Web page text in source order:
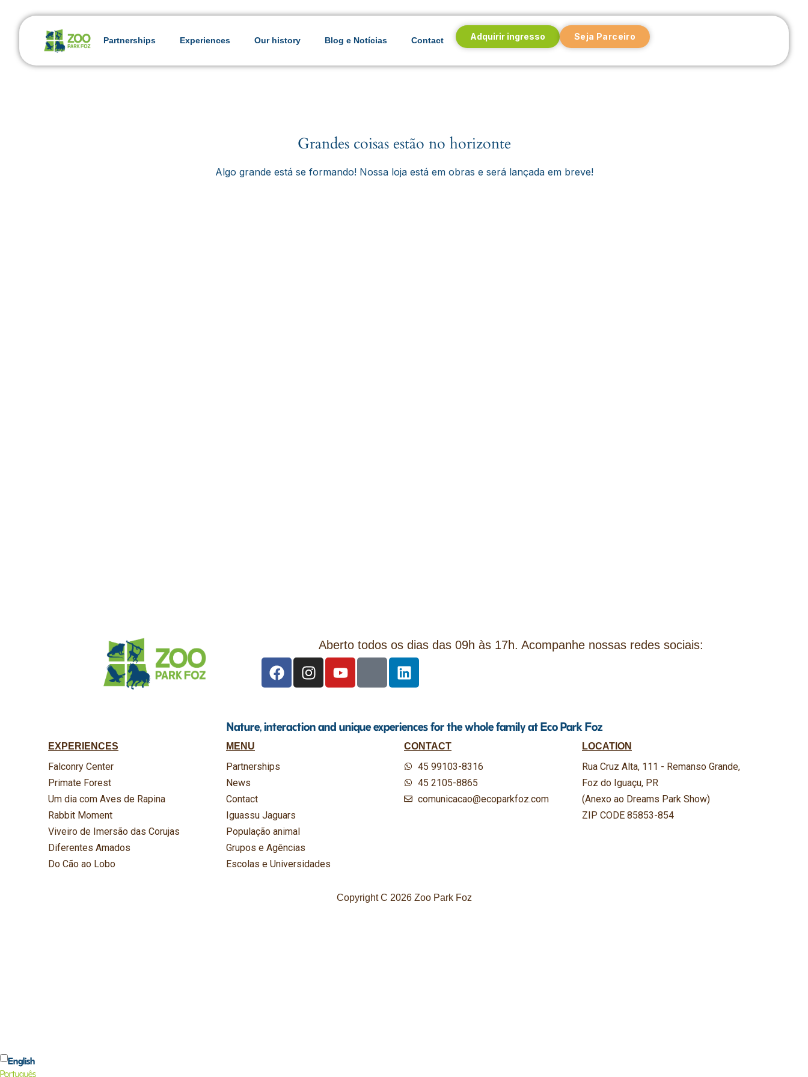
Partnerships Experiences Our history Blog e Notícias Contact Adquirir ingresso Seja Parceiro
Grandes coisas estão no horizonte
Algo grande está se formando! Nossa loja está em obras e será lançada em breve!
Aberto todos os dias das 09h às 17h. Acompanhe nossas redes sociais:
Nature, interaction and unique experiences for the whole family at Eco Park Foz
EXPERIENCES
Falconry Center
Primate Forest
Um dia com Aves de Rapina
Rabbit Moment
Viveiro de Imersão das Corujas
Diferentes Amados
Do Cão ao Lobo
MENU
Partnerships
News
Contact
Iguassu Jaguars
População animal
Grupos e Agências
Escolas e Universidades
CONTACT
45 99103-8316
45 2105-8865
comunicacao@ecoparkfoz.com
LOCATION
Rua Cruz Alta, 111 - Remanso Grande,
Foz do Iguaçu, PR
(Anexo ao Dreams Park Show)
ZIP CODE 85853-854
Copyright C 2026 Zoo Park Foz
English
Português